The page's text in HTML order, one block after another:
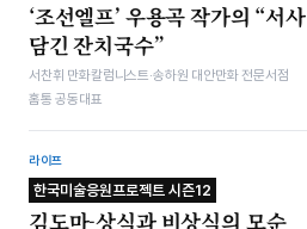
‘조선엘프’ 우용곡 작가의 “서사
담긴 잔치국수”
서찬휘 만화칼럼니스트·송하원 대안만화 전문서점
홈통 공동대표
라이프
한국미술응원프로젝트 시즌12
김도마-상식과 비상식의 모순